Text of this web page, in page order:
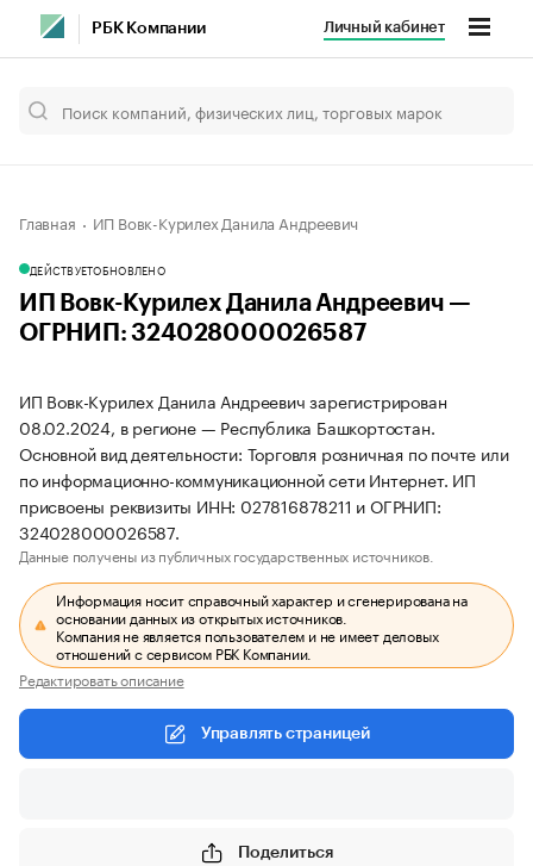
РБК Компании Личный кабинет
Главная ИП Вовк-Курилех Данила Андреевич
ДЕЙСТВУЕТОБНОВЛЕНО
ИП Вовк-Курилех Данила Андреевич —
ОГРНИП: 324028000026587
ИП Вовк-Курилех Данила Андреевич зарегистрирован
08.02.2024, в регионе — Республика Башкортостан.
Основной вид деятельности: Торговля розничная по почте или
по информационно-коммуникационной сети Интернет. ИП
присвоены реквизиты ИНН: 027816878211 и ОГРНИП:
324028000026587.
Данные получены из публичных государственных источников.
Информация носит справочный характер и сгенерирована на
основании данных из открытых источников.
Компания не является пользователем и не имеет деловых
отношений с сервисом РБК Компании.
Редактировать описание
Управлять страницей
Поделиться